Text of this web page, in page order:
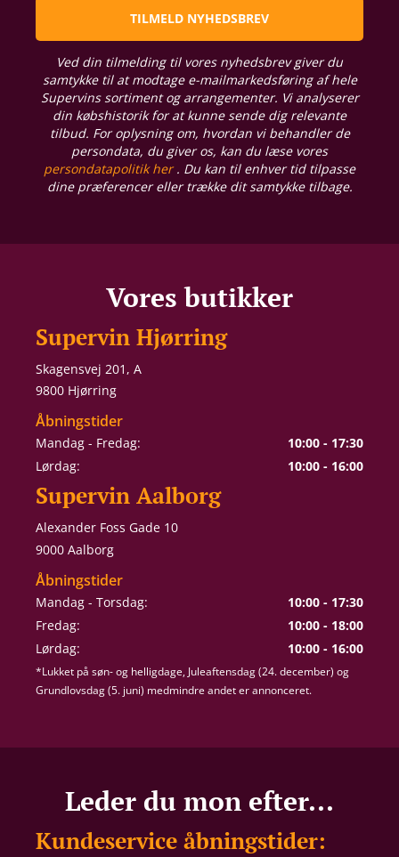
TILMELD NYHEDSBREV
Ved din tilmelding til vores nyhedsbrev giver du
samtykke til at modtage e-mailmarkedsføring af hele
Supervins sortiment og arrangementer. Vi analyserer
din købshistorik for at kunne sende dig relevante
tilbud. For oplysning om, hvordan vi behandler de
persondata, du giver os, kan du læse vores
persondatapolitik her. Du kan til enhver tid tilpasse
dine præferencer eller trække dit samtykke tilbage.
Vores butikker
Supervin Hjørring
Skagensvej 201, A
9800 Hjørring
Åbningstider
Mandag - Fredag:
10:00 - 17:30
Lørdag:
10:00 - 16:00
Supervin Aalborg
Alexander Foss Gade 10
9000 Aalborg
Åbningstider
Mandag - Torsdag:
10:00 - 17:30
Fredag:
10:00 - 18:00
Lørdag:
10:00 - 16:00
*Lukket på søn- og helligdage, Juleaftensdag (24. december) og
Grundlovsdag (5. juni) medmindre andet er annonceret.
Leder du mon efter...
Kundeservice åbningstider: